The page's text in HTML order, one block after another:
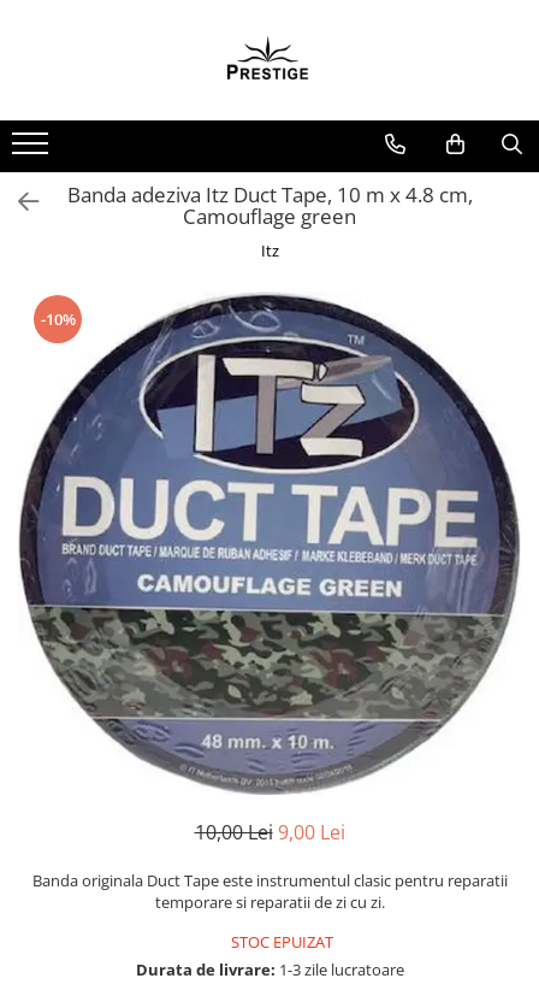
Noutati
Promotii
Pachete Speciale Carti
Spiritualitate - Ezoterism
Arte Divinatorii
Astrologie
Chiromantie
Dezvoltare Spirituala
KidConnection
Minte Corp
New Illuminati Files
Numerologie
Paranormal
Parapsihologie
Ramtha
Audiobook
ReConnect
SelfConnect
Banda adeziva Itz Duct Tape, 10 m x 4.8 cm,
Camouflage green
Itz
-10%
10,00 Lei 9,00 Lei
Banda originala Duct Tape este instrumentul clasic pentru reparatii
temporare si reparatii de zi cu zi.
STOC EPUIZAT
Durata de livrare: 1-3 zile lucratoare